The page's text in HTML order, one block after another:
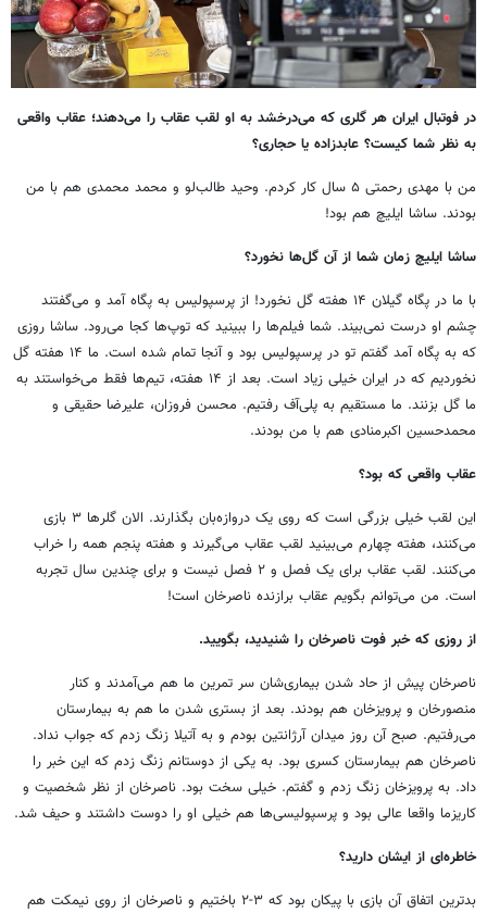
در فوتبال ایران هر گلری که می‌درخشد به او لقب عقاب را می‌دهند؛ عقاب واقعی
به نظر شما کیست؟ عابدزاده یا حجاری؟
من با مهدی رحمتی ۵ سال کار کردم. وحید طالب‌لو و محمد محمدی هم با من
بودند. ساشا ایلیچ هم بود!
ساشا ایلیچ زمان شما از آن گل‌ها نخورد؟
با ما در پگاه گیلان ۱۴ هفته گل نخورد! از پرسپولیس به پگاه آمد و می‌گفتند
چشم او درست نمی‌بیند. شما فیلم‌ها را ببینید که توپ‌ها کجا می‌رود. ساشا روزی
که به پگاه آمد گفتم تو در پرسپولیس بود و آنجا تمام شده است. ما ۱۴ هفته گل
نخوردیم که در ایران خیلی زیاد است. بعد از ۱۴ هفته، تیم‌ها فقط می‌خواستند به
ما گل بزنند. ما مستقیم به پلی‌آف رفتیم. محسن فروزان، علیرضا حقیقی و
محمدحسین اکبرمنادی هم با من بودند.
عقاب واقعی که بود؟
این لقب خیلی بزرگی است که روی یک دروازه‌بان بگذارند. الان گلرها ۳ بازی
می‌کنند، هفته چهارم می‌بینید لقب عقاب می‌گیرند و هفته پنجم همه را خراب
می‌کنند. لقب عقاب برای یک فصل و ۲ فصل نیست و برای چندین سال تجربه
است. من می‌توانم بگویم عقاب برازنده ناصرخان است!
از روزی که خبر فوت ناصرخان را شنیدید، بگویید.
ناصرخان پیش از حاد شدن بیماری‌شان سر تمرین ما هم می‌آمدند و کنار
منصورخان و پرویزخان هم بودند. بعد از بستری شدن ما هم به بیمارستان
می‌رفتیم. صبح آن روز میدان آرژانتین بودم و به آتیلا زنگ زدم که جواب نداد.
ناصرخان هم بیمارستان کسری بود. به یکی از دوستانم زنگ زدم که این خبر را
داد. به پرویزخان زنگ زدم و گفتم. خیلی سخت بود. ناصرخان از نظر شخصیت و
کاریزما واقعا عالی بود و پرسپولیسی‌ها هم خیلی او را دوست داشتند و حیف شد.
خاطره‌ای از ایشان دارید؟
بدترین اتفاق آن بازی با پیکان بود که ۳-۲ باختیم و ناصرخان از روی نیمکت هم